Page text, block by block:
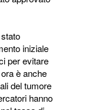
iniziale
per evitare
è anche
del tumore
hanno